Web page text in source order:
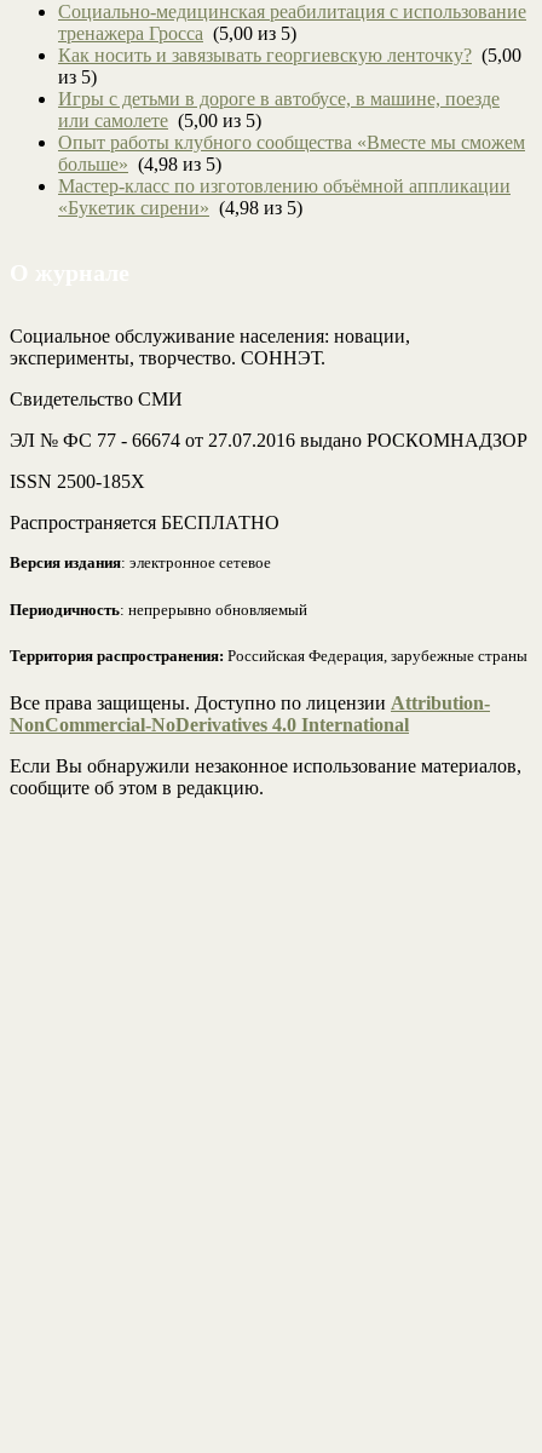
Социально-медицинская реабилитация с использование
тренажера Гросса (5,00 из 5)
Как носить и завязывать георгиевскую ленточку? (5,00
из 5)
Игры с детьми в дороге в автобусе, в машине, поезде
или самолете (5,00 из 5)
Опыт работы клубного сообщества «Вместе мы сможем
больше» (4,98 из 5)
Мастер-класс по изготовлению объёмной аппликации
«Букетик сирени» (4,98 из 5)
Социальное обслуживание населения: новации,
эксперименты, творчество. СОННЭТ.
Свидетельство СМИ
ЭЛ № ФС 77 - 66674 от 27.07.2016 выдано РОСКОМНАДЗОР
ISSN 2500-185Х
Распространяется БЕСПЛАТНО
Версия издания: электронное сетевое
Периодичность: непрерывно обновляемый
Территория распространения: Российская Федерация, зарубежные страны
Все права защищены. Доступно по лицензии Attribution-
NonCommercial-NoDerivatives 4.0 International
Если Вы обнаружили незаконное использование материалов,
сообщите об этом в редакцию.